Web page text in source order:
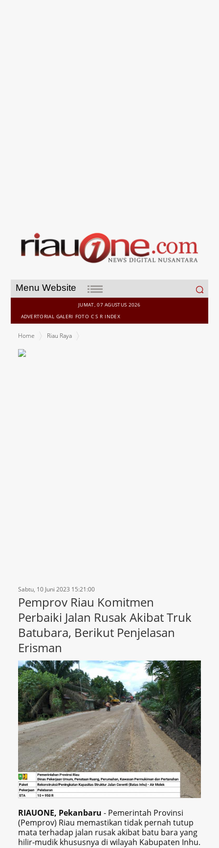
Menu Website
Search
for:
JUMAT, 07 AGUSTUS 2026
ADVERTORIAL GALERI FOTO C S R INDEX
Home
Riau Raya
Batubara, Berikut Penjelasan Erisman
Sabtu, 10 Juni 2023 15:21:00
Pemprov Riau Komitmen
Perbaiki Jalan Rusak Akibat Truk
Batubara, Berikut Penjelasan
Erisman
RIAUONE, Pekanbaru - Pemerintah Provinsi
(Pemprov) Riau memastikan tidak pernah tutup
mata terhadap jalan rusak akibat batu bara yang
hilir-mudik khususnya di wilayah Kabupaten Inhu.